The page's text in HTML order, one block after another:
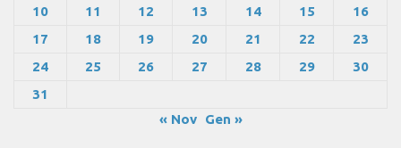
10
11 12 13 14 15
16
17
18 19 20 21 22
23
24
25 26 27 28 29
30
31
« Nov
Gen »